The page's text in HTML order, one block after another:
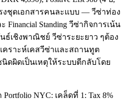
งชุดเอกสารคนละแบบ — วีซ่าท่อง
Financial Standing วีซ่ากิจการเน้น
เชิงพาณิชย์ วีซ่าระยะยาว ๆต้อง
คราะห์เคสวีซ่าและสถานทูต
ดผิดเป็นเหตุให้ระบบตีกลับโดย
NYC: เคล็ดที่ 1: Tax 8%